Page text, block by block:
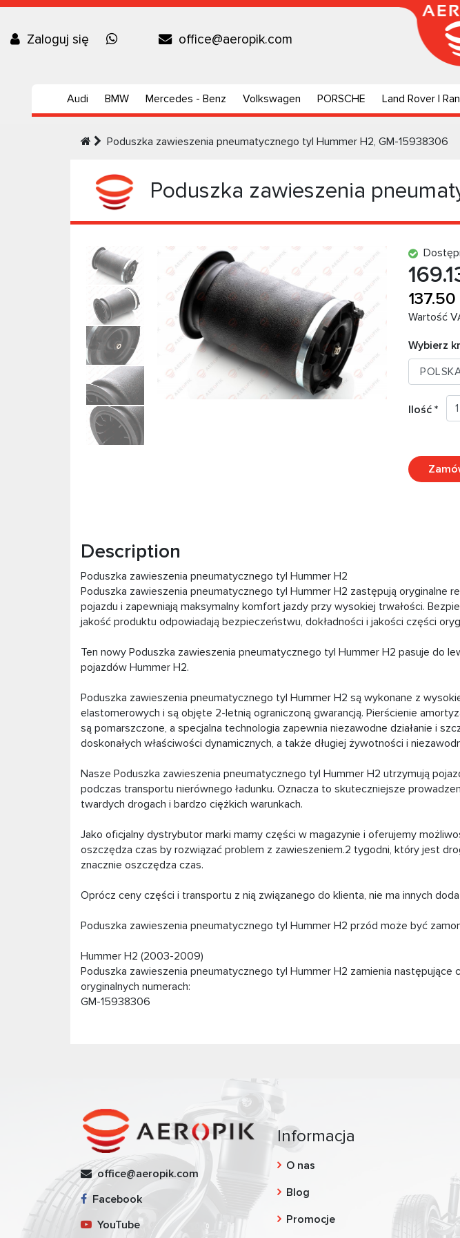
Zaloguj się office@aeropik.com
Audi BMW Mercedes - Benz Volkswagen PORSCHE Land Rover |
Poduszka zawieszenia pneumatycznego tyl Hummer H2, GM-15938306
Poduszka zawieszenia
Wartość
Wybierz
Ilość *
Description
Poduszka zawieszenia pneumatycznego tyl Hummer H2
Poduszka zawieszenia pneumatycznego tyl Hummer H2 zastępują oryginalne
pojazdu i zapewniają maksymalny komfort jazdy przy wysokiej trwałości.
jakość produktu odpowiadają bezpieczeństwu, dokładności i jakości części
Ten nowy Poduszka zawieszenia pneumatycznego tyl Hummer H2 pasuje do
pojazdów Hummer H2.
Poduszka zawieszenia pneumatycznego tyl Hummer H2 są wykonane z
elastomerowych i są objęte 2-letnią ograniczoną gwarancją. Pierścienie
są pomarszczone, a specjalna technologia zapewnia niezawodne działanie i
doskonałych właściwości dynamicznych, a także długiej żywotności i
Nasze Poduszka zawieszenia pneumatycznego tyl Hummer H2 utrzymują
podczas transportu nierównego ładunku. Oznacza to skuteczniejsze
twardych drogach i bardzo ciężkich warunkach.
Jako oficjalny dystrybutor marki mamy części w magazynie i oferujemy
oszczędza czas by rozwiązać problem z zawieszeniem.2 tygodni, który jest
znacznie oszczędza czas.
Oprócz ceny części i transportu z nią związanego do klienta, nie ma innych
Poduszka zawieszenia pneumatycznego tyl Hummer H2 przód może być
Hummer H2 (2003-2009)
Poduszka zawieszenia pneumatycznego tyl Hummer H2 zamienia następujące
oryginalnych numerach:
GM-15938306
office@aeropik.com
Facebook
YouTube
Informacja
O nas
Blog
Promocje